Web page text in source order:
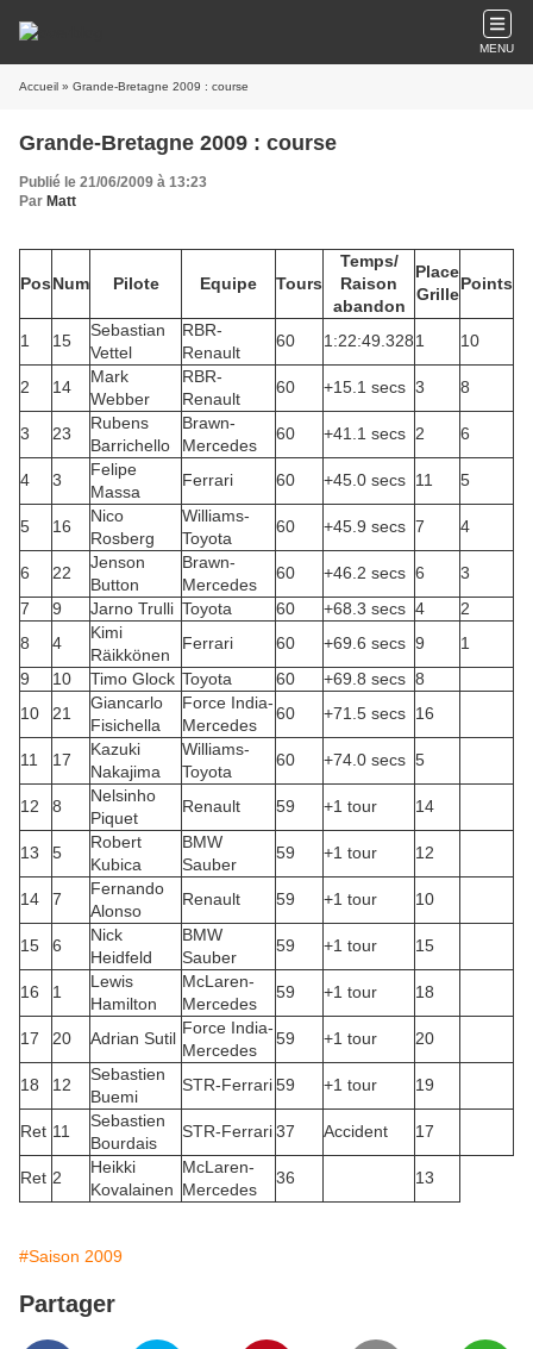
MENU
Accueil » Grande-Bretagne 2009 : course
Grande-Bretagne 2009 : course
Publié le 21/06/2009 à 13:23
Par Matt
PosNum Pilote Equipe Tours
Temps/
Raison
abandon
Place
Grille
Points
1 15
Sebastian
Vettel
RBR-
Renault
60 1:22:49.3281 10
2 14
Mark
Webber
RBR-
Renault
60 +15.1 secs 3 8
3 23
Rubens
Barrichello
Brawn-
Mercedes
60 +41.1 secs 2 6
4 3
Felipe
Massa
Ferrari 60 +45.0 secs 11 5
5 16
Nico
Rosberg
Williams-
Toyota
60 +45.9 secs 7 4
6 22
Jenson
Button
Brawn-
Mercedes
60 +46.2 secs 6
3
7
9 Jarno Trulli Toyota 60 +68.3 secs 4
2
8
4
Kimi
Räikkönen
Ferrari 60 +69.6 secs 9
1
9
10 Timo Glock Toyota 60 +69.8 secs 8
10
21
Giancarlo
Fisichella
Force India-
Mercedes
60 +71.5 secs 16
11 17
Kazuki
Nakajima
Williams-
Toyota
60 +74.0 secs 5
12 8
Nelsinho
Piquet
Renault 59 +1 tour 14
13 5
Robert
Kubica
BMW
Sauber
59 +1 tour 12
14 7
Fernando
Alonso
Renault 59 +1 tour 10
15 6
Nick
Heidfeld
BMW
Sauber
59 +1 tour 15
16 1
Lewis
Hamilton
McLaren-
Mercedes
59 +1 tour 18
17 20 Adrian Sutil
Force India-
Mercedes
59 +1 tour 20
18 12
Sebastien
Buemi
STR-Ferrari59 +1 tour 19
Ret 11
Sebastien
Bourdais
STR-Ferrari37 Accident 17
Ret 2
Heikki
Kovalainen
McLaren-
Mercedes
36 13
#Saison 2009
Partager